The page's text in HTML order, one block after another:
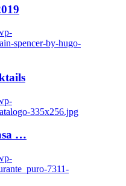
spencer-by-hugo-
335x256.jpg
…
7311-